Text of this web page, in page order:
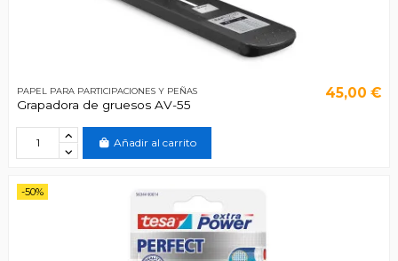
PAPEL PARA PARTICIPACIONES Y PEÑAS
Grapadora de gruesos AV-55
45,00 €
Añadir al carrito
-50%